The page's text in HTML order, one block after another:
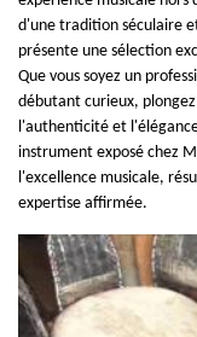
d'une tradition séculaire
présente une sélection
Que vous soyez un
débutant curieux,
l'authenticité et
instrument exposé chez
l'excellence musicale,
expertise affirmée.